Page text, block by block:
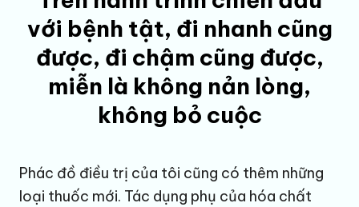
với bệnh tật, đi nhanh cũng
được, đi chậm cũng được,
miễn là không nản lòng,
không bỏ cuộc
Phác đồ điều trị của tôi cũng có thêm những
loại thuốc mới. Tác dụng phụ của hóa chất